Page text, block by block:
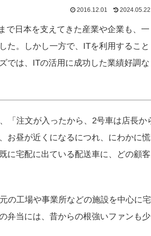
2016.12.01 2024.05.22
で日本を支えてきた産業や企業も、一
た。しかし一方で、ITを利用すること
では、ITの活用に成功した業績好調な
「注文が入ったから、2号車は店長か
お昼が近くになるにつれ、にわかに慌
に宅配に出ている配送車に、どの顧客
の工場や事業所などの施設を中心に宅
弁当には、昔からの根強いファンも少